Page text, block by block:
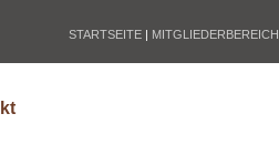
STARTSEITE | MITGLIEDERBEREICH